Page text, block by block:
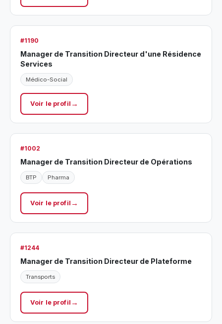
#1190
Manager de Transition Directeur d'une Résidence
Services
Médico-Social
Voir le profil
#1002
Manager de Transition Directeur de Opérations
BTP Pharma
Voir le profil
#1244
Manager de Transition Directeur de Plateforme
Transports
Voir le profil